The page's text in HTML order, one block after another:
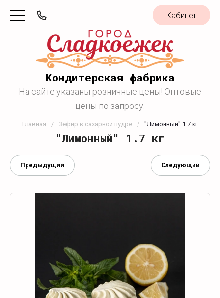
Кабинет
Кондитерская фабрика
На сайте указаны розничные цены! Оптовые
цены по запросу.
Главная / Зефир в сахарной пудре / "Лимонный" 1.7 кг
"Лимонный" 1.7 кг
Предыдущий Следующий